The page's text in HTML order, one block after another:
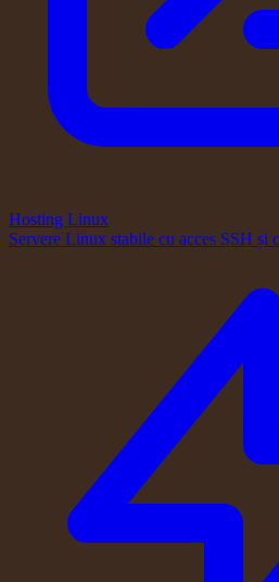
Hosting Linux
Servere Linux stabile cu acces SSH și